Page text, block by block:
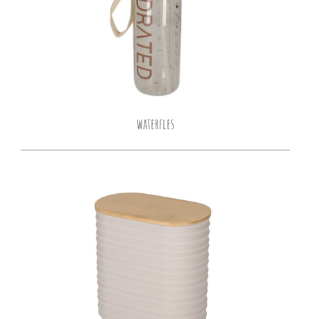
waterfles